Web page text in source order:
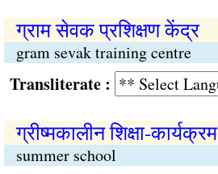
ग्राम सेवक प्रशिक्षण केंद्र
gram sevak training centre
:
ग्रीष्मकालीन शिक्षा-कार्यक्रम
summer school